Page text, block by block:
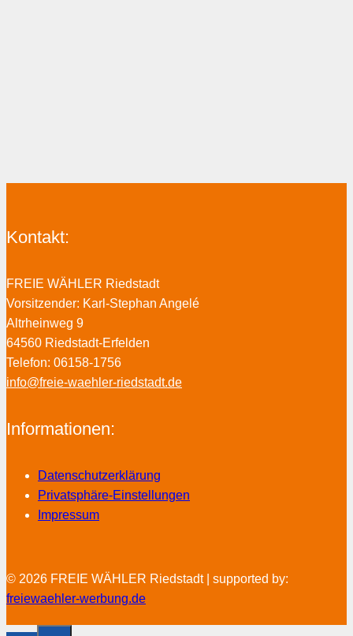
Kontakt:
FREIE WÄHLER Riedstadt
Vorsitzender: Karl-Stephan Angelé
Altrheinweg 9
64560 Riedstadt-Erfelden
Telefon: 06158-1756
info@freie-waehler-riedstadt.de
Informationen:
Datenschutzerklärung
Privatsphäre-Einstellungen
Impressum
© 2026 FREIE WÄHLER Riedstadt | supported by:
freiewaehler-werbung.de